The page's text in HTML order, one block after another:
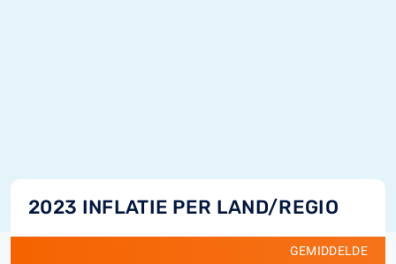
2023 INFLATIE PER LAND/REGIO
GEMIDDELDE